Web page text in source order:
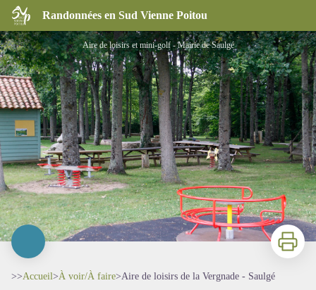
Randonnées en Sud Vienne Poitou
Aire de loisirs de la Vergnade - Saulgé
Aire de loisirs et mini-golf - Mairie de Saulgé
Imprimer
>>Accueil>À voir/À faire>Aire de loisirs de la Vergnade - Saulgé